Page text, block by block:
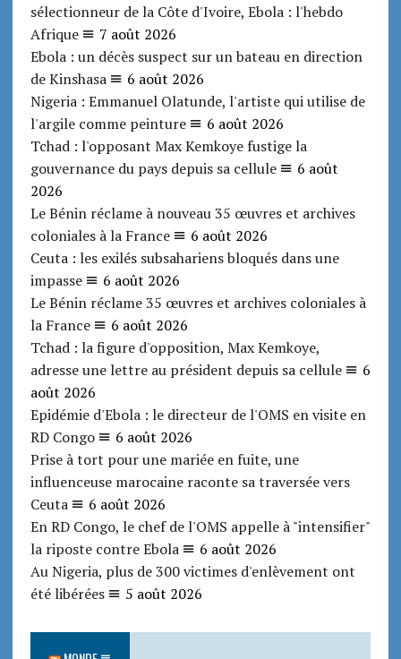
sélectionneur de la Côte d'Ivoire, Ebola : l'hebdo
Afrique
7 août 2026
Ebola : un décès suspect sur un bateau en direction
de Kinshasa
6 août 2026
Nigeria : Emmanuel Olatunde, l'artiste qui utilise de
l'argile comme peinture
6 août 2026
Tchad : l'opposant Max Kemkoye fustige la
gouvernance du pays depuis sa cellule
6 août
2026
Le Bénin réclame à nouveau 35 œuvres et archives
coloniales à la France
6 août 2026
Ceuta : les exilés subsahariens bloqués dans une
impasse
6 août 2026
Le Bénin réclame 35 œuvres et archives coloniales à
la France
6 août 2026
Tchad : la figure d'opposition, Max Kemkoye,
adresse une lettre au président depuis sa cellule
6
août 2026
Epidémie d'Ebola : le directeur de l'OMS en visite en
RD Congo
6 août 2026
Prise à tort pour une mariée en fuite, une
influenceuse marocaine raconte sa traversée vers
Ceuta
6 août 2026
En RD Congo, le chef de l'OMS appelle à "intensifier"
la riposte contre Ebola
6 août 2026
Au Nigeria, plus de 300 victimes d'enlèvement ont
été libérées
5 août 2026